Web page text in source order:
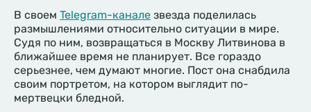
В своем Telegram-канале звезда поделилась
размышлениями относительно ситуации в мире.
Судя по ним, возвращаться в Москву Литвинова в
ближайшее время не планирует. Все гораздо
серьезнее, чем думают многие. Пост она снабдила
своим портретом, на котором выглядит по-
мертвецки бледной.